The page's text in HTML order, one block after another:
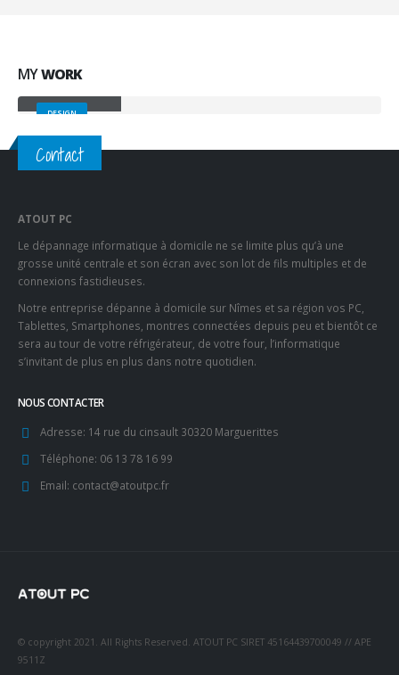
MYWORK
DESIGN
Contact
ATOUT PC
Le dépannage informatique à domicile ne se limite plus qu’à une
grosse unité centrale et son écran avec son lot de fils multiples et de
connexions fastidieuses.
Notre entreprise dépanne à domicile sur Nîmes et sa région vos PC,
Tablettes, Smartphones, montres connectées depuis peu et bientôt ce
sera au tour de votre réfrigérateur, de votre four, l’informatique
s’invitant de plus en plus dans notre quotidien.
NOUS CONTACTER
Adresse: 14 rue du cinsault 30320 Marguerittes
Téléphone: 06 13 78 16 99
Email: contact@atoutpc.fr
© copyright 2021. All Rights Reserved. ATOUT PC SIRET 45164439700049 // APE
9511Z